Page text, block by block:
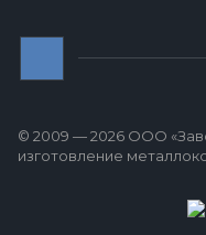
© 2009 — 2026 ООО
изготовление